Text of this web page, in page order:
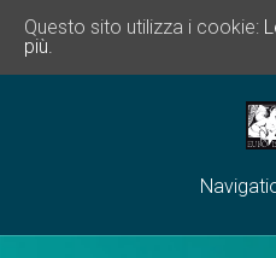
Questo sito utilizza i cookie:
più.